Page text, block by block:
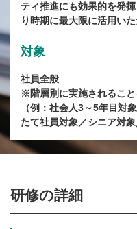
ティ推進にも効果的を発
り時期に最大限に活用い
対象
社員全般
※階層別に実施されること
（例：社会人3～5年目対
たて社員対象／シニア対
研修の詳細